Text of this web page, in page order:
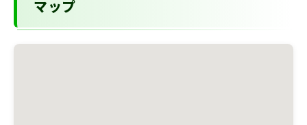
マップ